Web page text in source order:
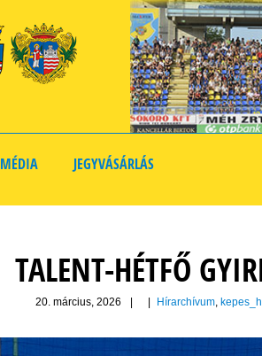
MÉDIA JEGYVÁSÁRLÁS
TALENT-HÉTFŐ
20. március, 2026 Hírarchívum,